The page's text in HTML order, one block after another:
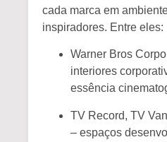
cada marca em
inspiradores. Entre eles:
Warner Bros
interiores
essência
TV Record, TV
– espaços